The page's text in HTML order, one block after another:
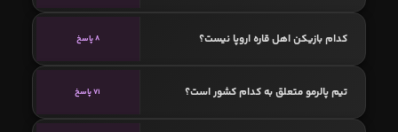
کدام بازیکن اهل قاره اروپا نیست؟ 8 پاسخ
تیم پالرمو متعلق به کدام کشور است؟ 71 پاسخ